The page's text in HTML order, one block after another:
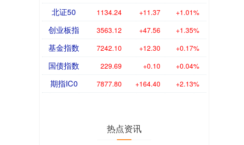
北证50 1134.24 +11.37 +1.01%
创业板指 3563.12 +47.56 +1.35%
基金指数 7242.10 +12.30 +0.17%
国债指数 229.69 +0.10 +0.04%
期指IC0 7877.80 +164.40 +2.13%
热点资讯